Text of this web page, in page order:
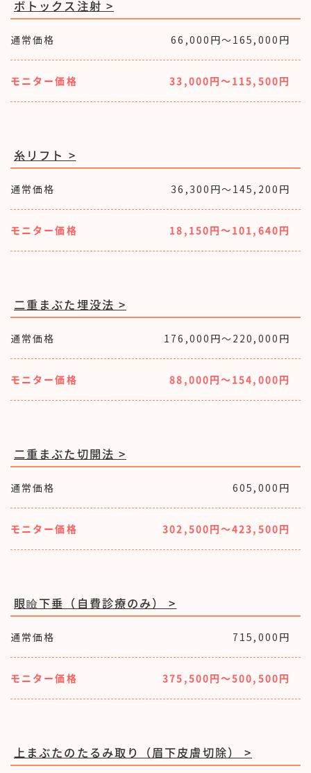
ボトックス注射 >
通常価格 66,000円〜165,000円
モニター価格 33,000円〜115,500円
糸リフト >
通常価格 36,300円〜145,200円
モニター価格 18,150円〜101,640円
二重まぶた埋没法 >
通常価格 176,000円〜220,000円
モニター価格 88,000円〜154,000円
二重まぶた切開法 >
通常価格 605,000円
モニター価格 302,500円〜423,500円
眼瞼下垂（自費診療のみ） >
通常価格 715,000円
モニター価格 375,500円〜500,500円
上まぶたのたるみ取り（眉下皮膚切除） >